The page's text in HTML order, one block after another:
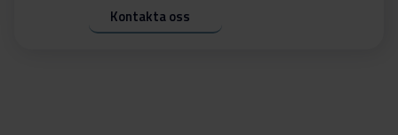
Kontakta oss